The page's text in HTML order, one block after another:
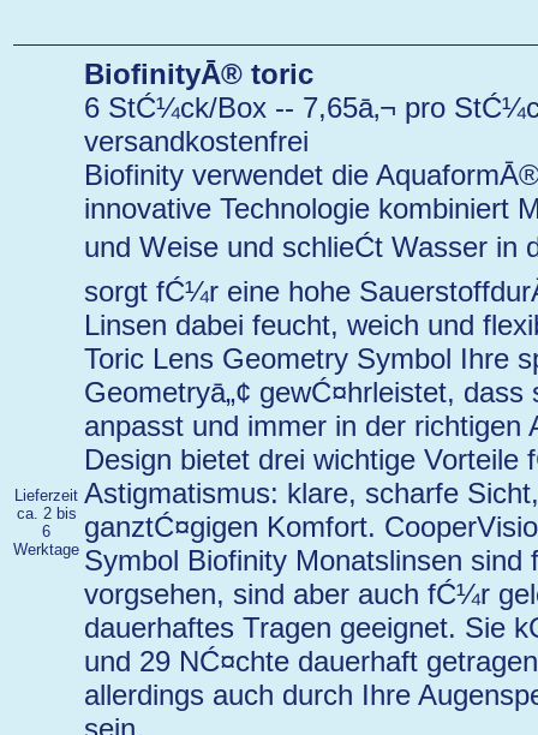
Lieferzeit
ca. 2 bis
6
Werktage
BiofinityĀ® toric
6 StĆ¼ck/Box -- 7,65ā‚¬ pro
versandkostenfrei
Biofinity verwendet die
innovative Technologie kombiniert
und Weise und schlieĆt Wasser
sorgt fĆ¼r eine hohe
Linsen dabei feucht, weich und
Toric Lens Geometry Symbol Ihre
Geometryā„¢ gewĆ¤hrleistet,
anpasst und immer in der richtigen
Design bietet drei wichtige
Astigmatismus: klare, scharfe
ganztĆ¤gigen Komfort.
Symbol Biofinity Monatslinsen
vorgsehen, sind aber auch fĆ¼r
dauerhaftes Tragen geeignet. Sie
und 29 NĆ¤chte dauerhaft
allerdings auch durch Ihre
sein.